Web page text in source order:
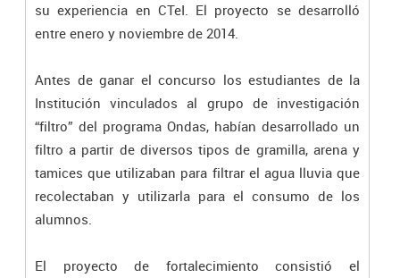
su experiencia en CTeI. El proyecto se desarrolló
entre enero y noviembre de 2014.
Antes de ganar el concurso los estudiantes de la
Institución vinculados al grupo de investigación
“filtro” del programa Ondas, habían desarrollado un
filtro a partir de diversos tipos de gramilla, arena y
tamices que utilizaban para filtrar el agua lluvia que
recolectaban y utilizarla para el consumo de los
alumnos.
El proyecto de fortalecimiento consistió el